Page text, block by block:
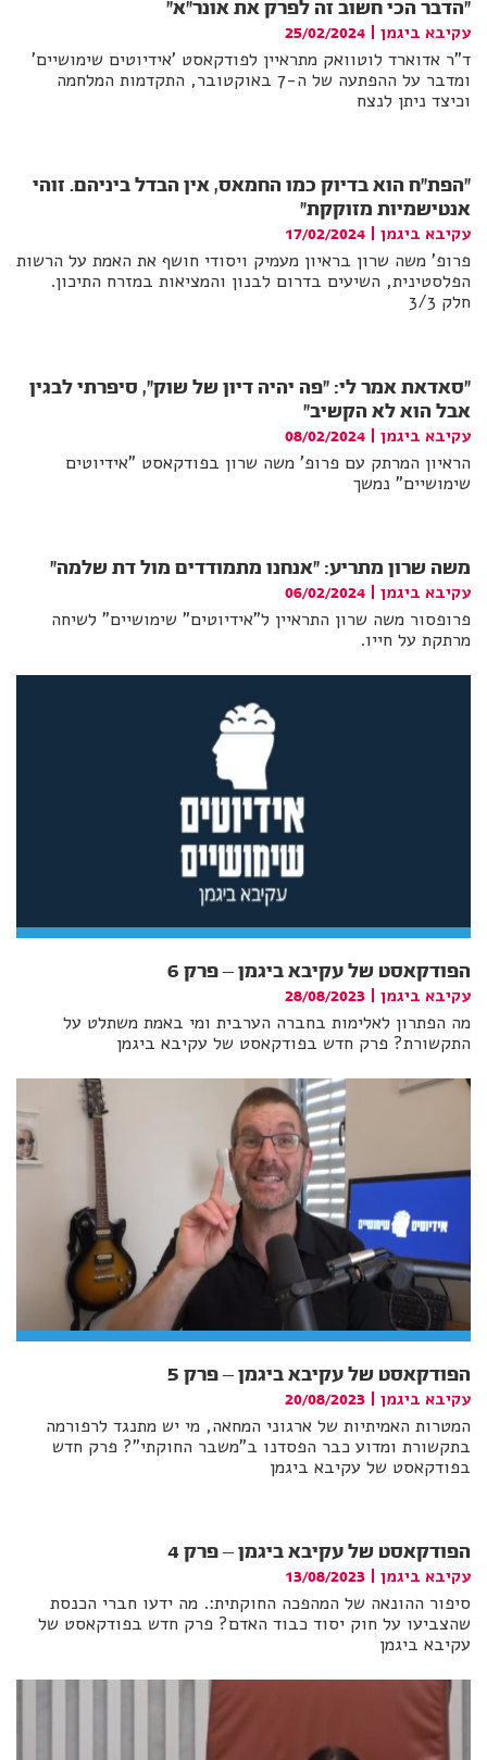
"הדבר הכי חשוב זה לפרק את אונר"א"
עקיבא ביגמן |
25/02/2024
ד"ר אדוארד לוטוואק מתראיין לפודקאסט 'אידיוטים שימושיים'
ומדבר על ההפתעה של ה-7 באוקטובר, התקדמות המלחמה
וכיצד ניתן לנצח
"הפת"ח הוא בדיוק כמו החמאס, אין הבדל ביניהם. זוהי
אנטישמיות מזוקקת"
עקיבא ביגמן
17/02/2024
פרופ' משה שרון בראיון מעמיק ויסודי חושף את האמת על הרשות
הפלסטינית, השיעים בדרום לבנון והמציאות במזרח התיכון.
חלק 3/3
"סאדאת אמר לי: "פה יהיה דיון של שוק", סיפרתי לבגין
אבל הוא לא הקשיב"
עקיבא ביגמן |
08/02/2024
הראיון המרתק עם פרופ' משה שרון בפודקאסט "אידיוטים
שימושיים" נמשך
משה שרון מתריע: "אנחנו מתמודדים מול דת שלמה"
עקיבא ביגמן
06/02/2024
פרופסור משה שרון התראיין ל"אידיוטים" שימושיים" לשיחה
מרתקת על חייו.
הפודקאסט של עקיבא ביגמן – פרק 6
עקיבא ביגמן
28/08/2023
מה הפתרון לאלימות בחברה הערבית ומי באמת משתלט על
התקשורת? פרק חדש בפודקאסט של עקיבא ביגמן
הפודקאסט של עקיבא ביגמן – פרק 5
עקיבא ביגמן |
20/08/2023
המטרות האמיתיות של ארגוני המחאה, מי יש מתנגד לרפורמה
בתקשורת ומדוע כבר הפסדנו ב"משבר החוקתי"? פרק חדש
בפודקאסט של עקיבא ביגמן
הפודקאסט של עקיבא ביגמן – פרק 4
עקיבא ביגמן
13/08/2023
סיפור ההונאה של המהפכה החוקתית:. מה ידעו חברי הכנסת
שהצביעו על חוק יסוד כבוד האדם? פרק חדש בפודקאסט של
עקיבא ביגמן